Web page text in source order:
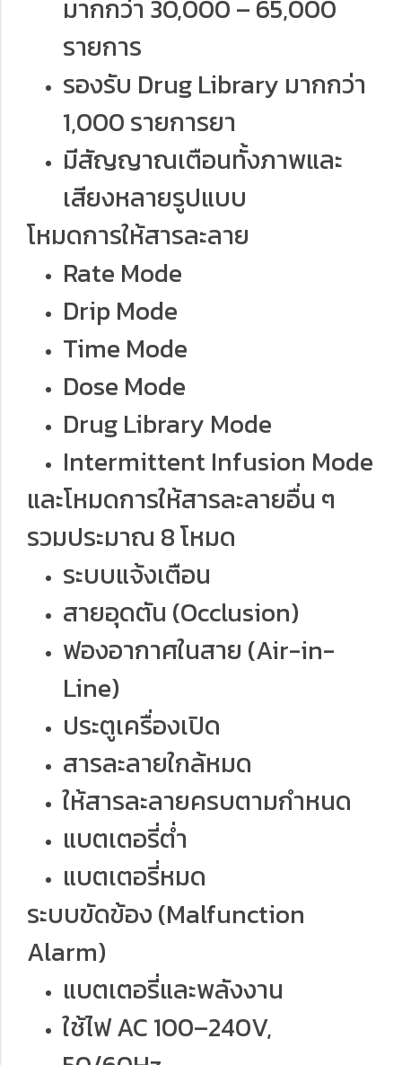
มากกว่า 30,000 – 65,000
รายการ
รองรับ Drug Library มากกว่า
1,000 รายการยา
มีสัญญาณเตือนทั้งภาพและ
เสียงหลายรูปแบบ
โหมดการให้สารละลาย
Rate Mode
Drip Mode
Time Mode
Dose Mode
Drug Library Mode
Intermittent Infusion Mode
และโหมดการให้สารละลายอื่น ๆ
รวมประมาณ 8 โหมด
ระบบแจ้งเตือน
สายอุดตัน (Occlusion)
ฟองอากาศในสาย (Air-in-
Line)
ประตูเครื่องเปิด
สารละลายใกล้หมด
ให้สารละลายครบตามกำหนด
แบตเตอรี่ต่ำ
แบตเตอรี่หมด
ระบบขัดข้อง (Malfunction
Alarm)
แบตเตอรี่และพลังงาน
ใช้ไฟ AC 100–240V,